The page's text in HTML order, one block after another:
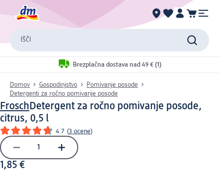
Išči
Brezplačna dostava nad 49 € (1)
Domov Gospodinjstvo
Pomivanje posode
Detergenti za ročno pomivanje posode
FroschDetergent za ročno pomivanje posode,
citrus, 0,5 l
4.7 (3 ocene)
1,85 €